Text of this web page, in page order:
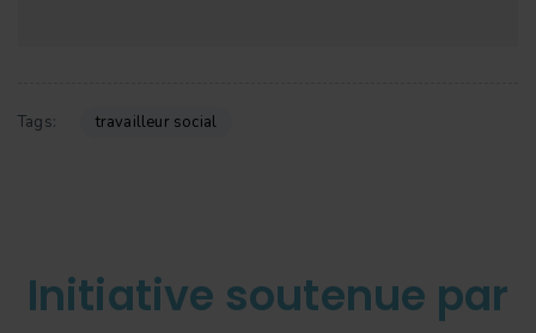
Tags: travailleur social
Initiative soutenue par